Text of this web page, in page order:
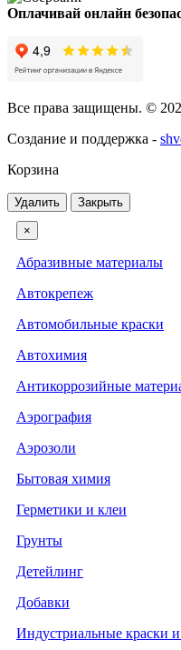
Оплачивай онлайн
Все права защищены. ©
Создание и поддержка -
Корзина
Удалить Закрыть
×
Абразивные материалы
Автокрепеж
Автомобильные краски
Автохимия
Антикоррозийные
Аэрография
Аэрозоли
Бытовая химия
Герметики и клеи
Грунты
Детейлинг
Добавки
Индустриальные краски